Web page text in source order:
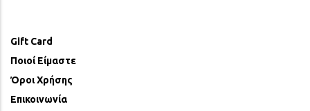
Gift Card
Ποιοί Είμαστε
Όροι Χρήσης
Επικοινωνία